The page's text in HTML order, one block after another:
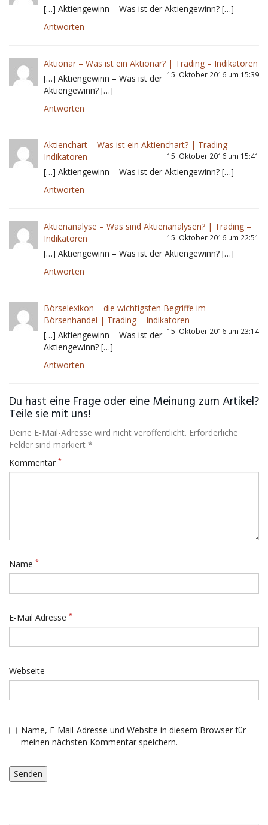
[…] Aktiengewinn – Was ist der Aktiengewinn? […]
Antworten
Aktionär – Was ist ein Aktionär? | Trading – Indikatoren
15. Oktober 2016 um 15:39
[…] Aktiengewinn – Was ist der
Aktiengewinn? […]
Antworten
Aktienchart – Was ist ein Aktienchart? | Trading –
Indikatoren
15. Oktober 2016 um 15:41
[…] Aktiengewinn – Was ist der Aktiengewinn? […]
Antworten
Aktienanalyse – Was sind Aktienanalysen? | Trading –
Indikatoren
15. Oktober 2016 um 22:51
[…] Aktiengewinn – Was ist der Aktiengewinn? […]
Antworten
Börselexikon – die wichtigsten Begriffe im
Börsenhandel | Trading – Indikatoren
15. Oktober 2016 um 23:14
[…] Aktiengewinn – Was ist der
Aktiengewinn? […]
Antworten
Du hast eine Frage oder eine Meinung zum Artikel?
Teile sie mit uns!
Deine E-Mail-Adresse wird nicht veröffentlicht. Erforderliche
Felder sind markiert *
Kommentar *
Name *
E-Mail Adresse *
Webseite
Name, E-Mail-Adresse und Website in diesem Browser für
meinen nächsten Kommentar speichern.